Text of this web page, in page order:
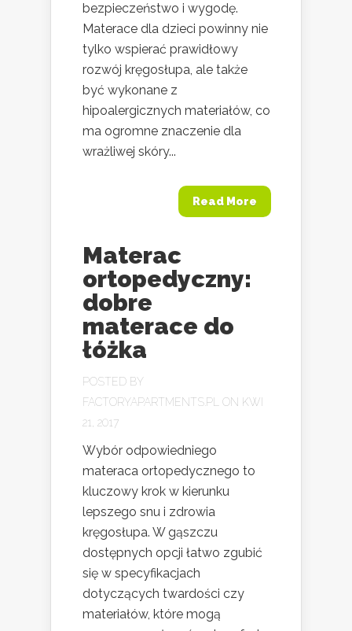
bezpieczeństwo i wygodę.
Materace dla dzieci powinny nie
tylko wspierać prawidłowy
rozwój kręgosłupa, ale także
być wykonane z
hipoalergicznych materiałów, co
ma ogromne znaczenie dla
wrażliwej skóry...
Read More
Materac
ortopedyczny:
dobre
materace do
łóżka
POSTED BY
FACTORYAPARTMENTS.PL ON KWI
21, 2017
Wybór odpowiedniego
materaca ortopedycznego to
kluczowy krok w kierunku
lepszego snu i zdrowia
kręgosłupa. W gąszczu
dostępnych opcji łatwo zgubić
się w specyfikacjach
dotyczących twardości czy
materiałów, które mogą